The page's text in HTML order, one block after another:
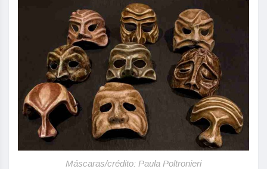
Máscaras/crédito: Paula Poltronieri